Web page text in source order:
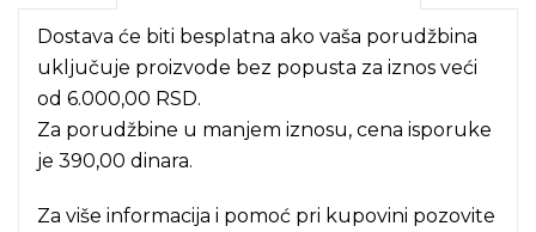
Dostava će biti besplatna ako vaša porudžbina
uključuje proizvode bez popusta za iznos veći
od 6.000,00 RSD.
Za porudžbine u manjem iznosu, cena isporuke
je 390,00 dinara.
Za više informacija i pomoć pri kupovini pozovite